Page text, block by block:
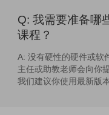
Q: 我需要准备哪
课程？
A: 没有硬性的硬件或软
主任或助教老师会向你
我们建议你使用最新版